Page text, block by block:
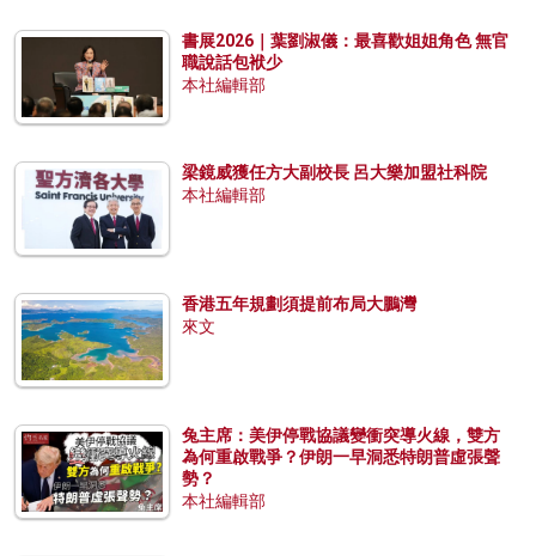
書展2026｜葉劉淑儀：最喜歡姐姐角色 無官
職說話包袱少
本社編輯部
梁鏡威獲任方大副校長 呂大樂加盟社科院
本社編輯部
香港五年規劃須提前布局大鵬灣
來文
兔主席：美伊停戰協議變衝突導火線，雙方
為何重啟戰爭？伊朗一早洞悉特朗普虛張聲
勢？
本社編輯部